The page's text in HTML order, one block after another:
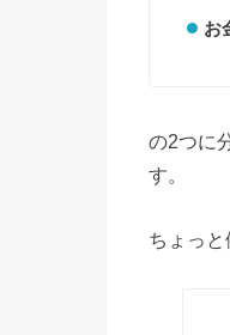
お
の2つに
す。
ちょっ